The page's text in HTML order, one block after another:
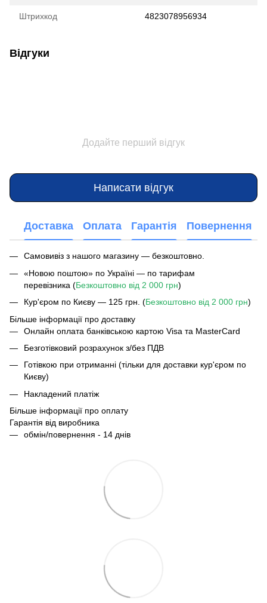
Штрихкод 4823078956934
Відгуки
Додайте перший відгук
Написати відгук
Доставка Оплата Гарантія Повернення
Самовивіз з нашого магазину — безкоштовно.
«Новою поштою» по Україні — по тарифам
перевізника (Безкоштовно від 2 000 грн)
Кур'єром по Києву — 125 грн. (Безкоштовно від 2 000 грн)
Більше інформації про доставку
Онлайн оплата банківською картою Visa та MasterCard
Безготівковий розрахунок з/без ПДВ
Готівкою при отриманні (тільки для доставки кур'єром по
Києву)
Накладений платіж
Більше інформації про оплату
Гарантія від виробника
обмін/повернення - 14 днів